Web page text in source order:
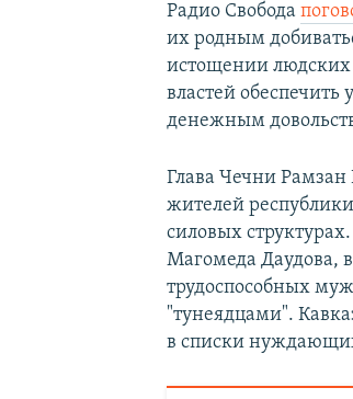
Радио Свобода
их родным
истощении людских
властей
денежным
Глава Чечни
жителей
силовых
Магомеда Даудова,
трудоспособных
"тунеядцами".
в списки